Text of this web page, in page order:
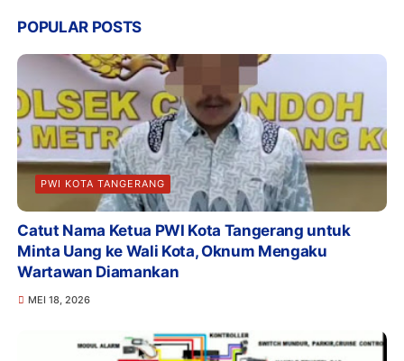
POPULAR POSTS
PWI KOTA TANGERANG
Catut Nama Ketua PWI Kota Tangerang untuk
Minta Uang ke Wali Kota, Oknum Mengaku
Wartawan Diamankan
MEI 18, 2026